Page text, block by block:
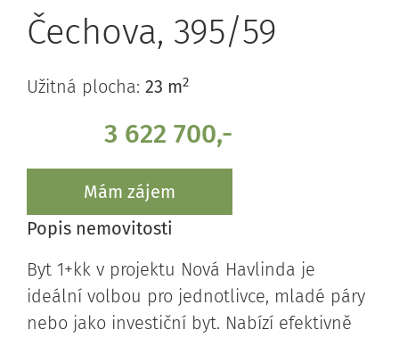
Čechova, 395/59
Užitná plocha: 23 m2
3 622 700,-
Mám zájem
Popis nemovitosti
Byt 1+kk v projektu Nová Havlinda je
ideální volbou pro jednotlivce, mladé páry
nebo jako investiční byt. Nabízí efektivně